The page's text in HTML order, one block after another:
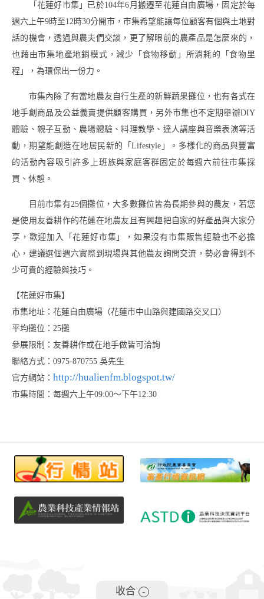
「花蓮好市集」已於104年6月搬遷至花蓮自由廣場，固定於每
週六上午9時至12時30分開市，市集希望能讓每位顧客有個與土地對
話的機會，透過與農夫們交談，更了解眼前的農產品是怎麼來的，
也藉由市集地產地銷模式，減少「食物移動」所消耗的「食物里
程」，為環保出一份力。
市集內除了有當地農友自行生產的新鮮蔬果攤位，也有各式在
地手創商品及公益義賣提供顧客購買，另外市集也不定期舉辦DIY
體驗、親子互動、農場體驗、料理教學、達人講座與音樂表演等活
動，期望能創造在地居民新的「Lifestyle」。多樣化的商品與豐富
的活動內容吸引許多上班族與家庭客群固定於每週六前往市集採
買、休憩。
目前市集有25個攤位，大多數攤位皆為長期參與的農友，若您
是使用友善耕作的花蓮在地農友且有興趣把自家的好產品與大家分
享，歡迎加入「花蓮好市集」，如果沒有市集販售經驗也不必擔
心，建議選個週六實際到現場與其他農友詢問交流，勢必會得到不
少可貴的經驗與技巧。
【花蓮好市集】
市集地址：花蓮自由廣場（花蓮市中山路與建國路交叉口）
平均攤位：25攤
參展限制：友善耕作或在地手做皆可洽詢
聯絡方式：0975-870755 吳先生
官方網站： http://hualienfm.blogspot.tw/
市集時間：每週六上午09:00～下午12:30
收合 -